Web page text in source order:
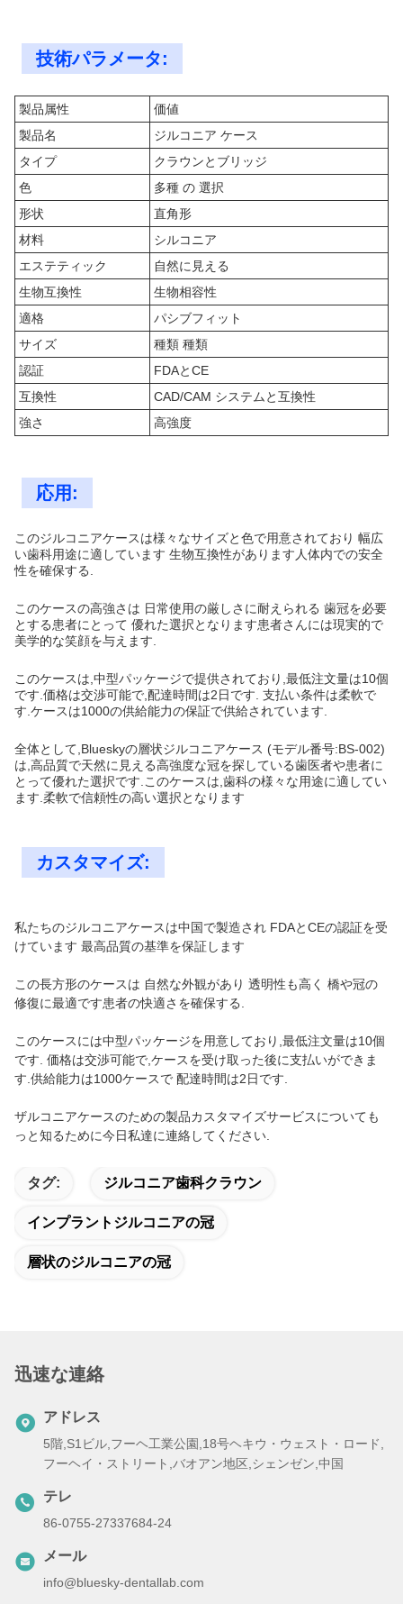
技術パラメータ:
製品属性
価値
製品名
ジルコニア ケース
タイプ
クラウンとブリッジ
色
多種 の 選択
形状
直角形
材料
シルコニア
エステティック
自然に見える
生物互換性
生物相容性
適格
パシブフィット
サイズ
種類 種類
認証
FDAとCE
互換性
CAD/CAM システムと互換性
強さ
高強度
応用:
このジルコニアケースは様々なサイズと色で用意されており 幅広
い歯科用途に適しています 生物互換性があります人体内での安全
性を確保する.
このケースの高強さは 日常使用の厳しさに耐えられる 歯冠を必要
とする患者にとって 優れた選択となります患者さんには現実的で
美学的な笑顔を与えます.
このケースは,中型パッケージで提供されており,最低注文量は10個
です.価格は交渉可能で,配達時間は2日です. 支払い条件は柔軟で
す.ケースは1000の供給能力の保証で供給されています.
全体として,Blueskyの層状ジルコニアケース (モデル番号:BS-002)
は,高品質で天然に見える高強度な冠を探している歯医者や患者に
とって優れた選択です.このケースは,歯科の様々な用途に適してい
ます.柔軟で信頼性の高い選択となります
カスタマイズ:
私たちのジルコニアケースは中国で製造され FDAとCEの認証を受
けています 最高品質の基準を保証します
この長方形のケースは 自然な外観があり 透明性も高く 橋や冠の
修復に最適です患者の快適さを確保する.
このケースには中型パッケージを用意しており,最低注文量は10個
です. 価格は交渉可能で,ケースを受け取った後に支払いができま
す.供給能力は1000ケースで 配達時間は2日です.
ザルコニアケースのための製品カスタマイズサービスについても
っと知るために今日私達に連絡してください.
タグ: ジルコニア歯科クラウン
インプラントジルコニアの冠
層状のジルコニアの冠
迅速な連絡
アドレス
5階,S1ビル,フーヘ工業公園,18号ヘキウ・ウェスト・ロード,
フーヘイ・ストリート,バオアン地区,シェンゼン,中国
テレ
86-0755-27337684-24
メール
info@bluesky-dentallab.com